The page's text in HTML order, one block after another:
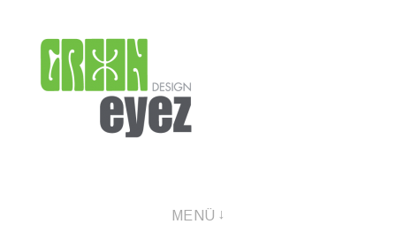
zum
Inhalt
graphic design & photography
MENÜ